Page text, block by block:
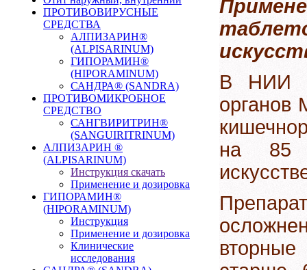
ПРОТИВОВИРУСНЫЕ
СРЕДСТВА
АЛПИЗАРИН®
(ALPISARINUM)
ГИПОРАМИН®
(HIPORAMINUM)
САНДРА® (SANDRA)
ПРОТИВОМИКРОБНОЕ
СРЕДСТВО
САНГВИРИТРИН®
(SANGUIRITRINUM)
АЛПИЗАРИН ®
(ALPISARINUM)
Инструкция скачать
Применение и дозировка
ГИПОРАМИН®
(HIPORAMINUM)
Инструкция
Применение и дозировка
Клинические
исследования
В НИИ
на 85